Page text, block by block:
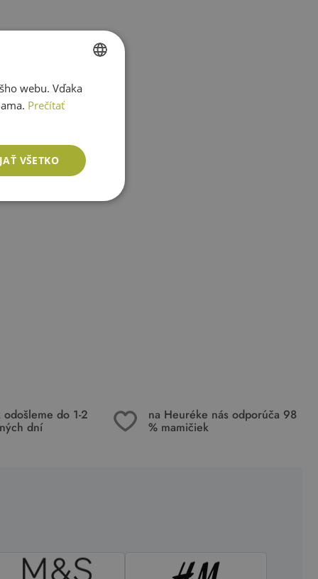
do 1-2
dní
na Heuréke nás odporúča 98
% mamičiek
SLOVAK
ENGLISH
webu. Vďaka
Prečítať
VŠETKO